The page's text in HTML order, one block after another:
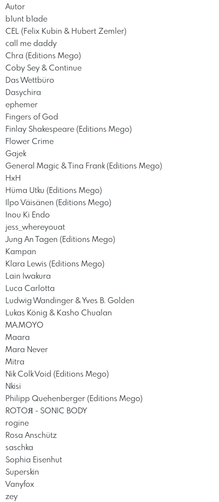
Autor
b1unt b1ade
CEL (Felix Kubin & Hubert Zemler)
call me daddy
Chra (Editions Mego)
Coby Sey & Continue
Das Wettbüro
Dasychira
ephemer
Fingers of God
Finlay Shakespeare (Editions Mego)
Flower Crime
Gajek
General Magic & Tina Frank (Editions Mego)
HxH
Hüma Utku (Editions Mego)
Ilpo Väisänen (Editions Mego)
Inou Ki Endo
jess_whereyouat
Jung An Tagen (Editions Mego)
Kampan
Klara Lewis (Editions Mego)
Lain Iwakura
Luca Carlotta
Ludwig Wandinger & Yves B. Golden
Lukas König & Kasho Chualan
MA.MOYO
Maara
Mara Never
Mitra
Nik Colk Void (Editions Mego)
Nkisi
Philipp Quehenberger (Editions Mego)
ROTOЯ - SONIC BODY
rogine
Rosa Anschütz
saschka
Sophia Eisenhut
Superskin
Vanyfox
zey